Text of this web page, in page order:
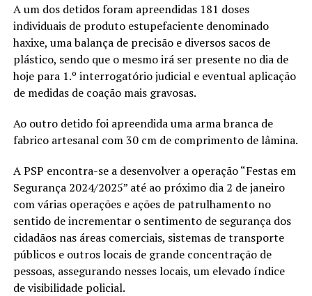
A um dos detidos foram apreendidas 181 doses
individuais de produto estupefaciente denominado
haxixe, uma balança de precisão e diversos sacos de
plástico, sendo que o mesmo irá ser presente no dia de
hoje para 1.º interrogatório judicial e eventual aplicação
de medidas de coação mais gravosas.
Ao outro detido foi apreendida uma arma branca de
fabrico artesanal com 30 cm de comprimento de lâmina.
A PSP encontra-se a desenvolver a operação “Festas em
Segurança 2024/2025” até ao próximo dia 2 de janeiro
com várias operações e ações de patrulhamento no
sentido de incrementar o sentimento de segurança dos
cidadãos nas áreas comerciais, sistemas de transporte
públicos e outros locais de grande concentração de
pessoas, assegurando nesses locais, um elevado índice
de visibilidade policial.